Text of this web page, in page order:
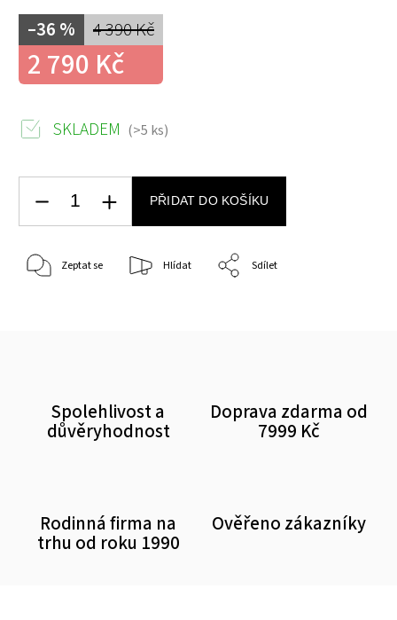
4 390 Kč
–36 %
2 790 Kč
SKLADEM (>5 ks)
PŘIDAT DO KOŠÍKU
Zeptat se Hlídat Sdílet
Spolehlivost a
důvěryhodnost
Doprava zdarma od
7999 Kč
Rodinná firma na
trhu od roku 1990
Ověřeno zákazníky